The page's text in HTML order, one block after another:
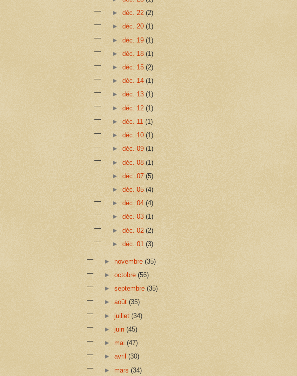
► déc. 22 (2)
► déc. 20 (1)
► déc. 19 (1)
► déc. 18 (1)
► déc. 15 (2)
► déc. 14 (1)
► déc. 13 (1)
► déc. 12 (1)
► déc. 11 (1)
► déc. 10 (1)
► déc. 09 (1)
► déc. 08 (1)
► déc. 07 (5)
► déc. 05 (4)
► déc. 04 (4)
► déc. 03 (1)
► déc. 02 (2)
► déc. 01 (3)
►novembre(35)
►octobre(56)
►septembre(35)
►août(35)
►juillet(34)
►juin(45)
►mai(47)
►avril(30)
►mars(34)